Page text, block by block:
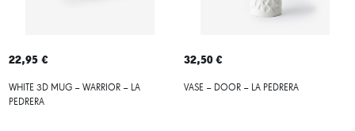
22,95 €
WHITE 3D MUG – WARRIOR – LA
PEDRERA
32,50 €
VASE – DOOR – LA PEDRERA